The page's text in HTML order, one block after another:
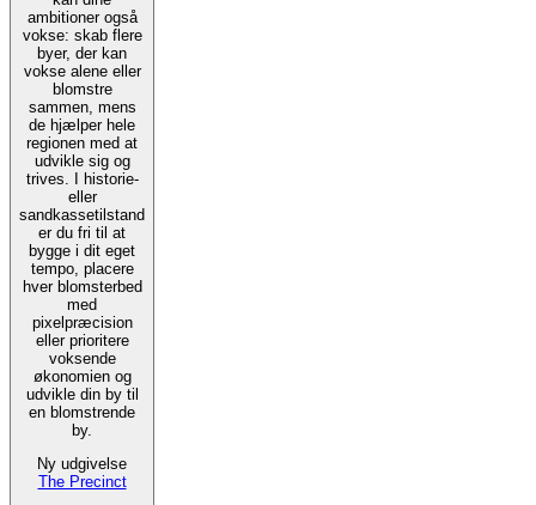
ambitioner også
vokse: skab flere
byer, der kan
vokse alene eller
blomstre
sammen, mens
de hjælper hele
regionen med at
udvikle sig og
trives. I historie-
eller
sandkassetilstand
er du fri til at
bygge i dit eget
tempo, placere
hver blomsterbed
med
pixelpræcision
eller prioritere
voksende
økonomien og
udvikle din by til
en blomstrende
by.
Ny udgivelse
The Precinct